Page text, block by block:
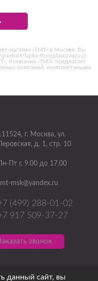
магазин «ТМТ» в Москве. Вы
product/lapka-ftoroplastovaya-jz-
Компания «ТМТ» предлагает
компаний, комплектующие
, г. Москва, ул.
Перовская, д. 1, стр. 10
Пн-Пт с 9.00 до 17.00
msk@yandex.ru
(499) 288-01-02
917 509-37-27
звонок
данный сайт, вы